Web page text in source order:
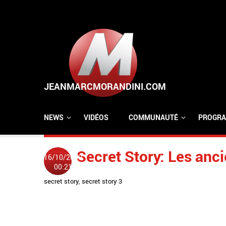
NEWS VIDÉOS COMMUNAUTÉ
16/10/2010
00:21
Secret Story: Les
secret story, secret story 3